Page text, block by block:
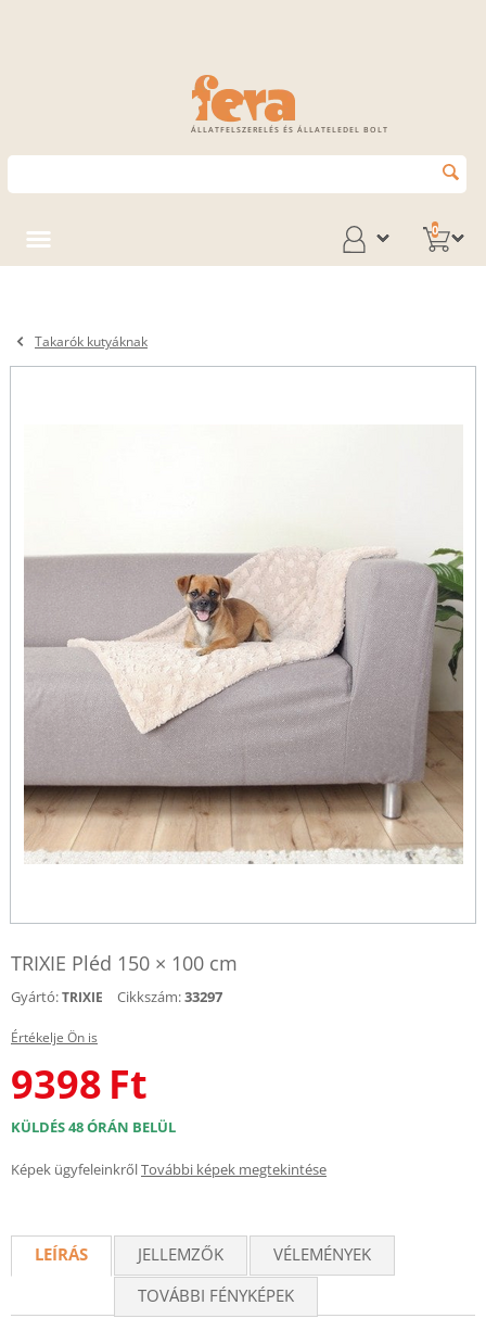
ÁLLATFELSZERELÉS ÉS ÁLLATELEDEL BOLT
0
Takarók kutyáknak
TRIXIE Pléd 150 × 100 cm
Gyártó:TRIXIE Cikkszám:33297
Értékelje Ön is
9398 Ft
KÜLDÉS 48 ÓRÁN BELÜL
Képek ügyfeleinkrőlTovábbi képek megtekintése
LEÍRÁS JELLEMZŐK
VÉLEMÉNYEK
TOVÁBBI FÉNYKÉPEK